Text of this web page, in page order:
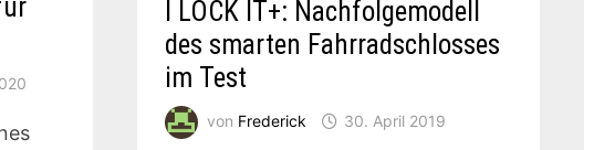
I LOCK IT+: Nachfolgemodell
des smarten Fahrradschlosses
im Test
von Frederick 30. April 2019